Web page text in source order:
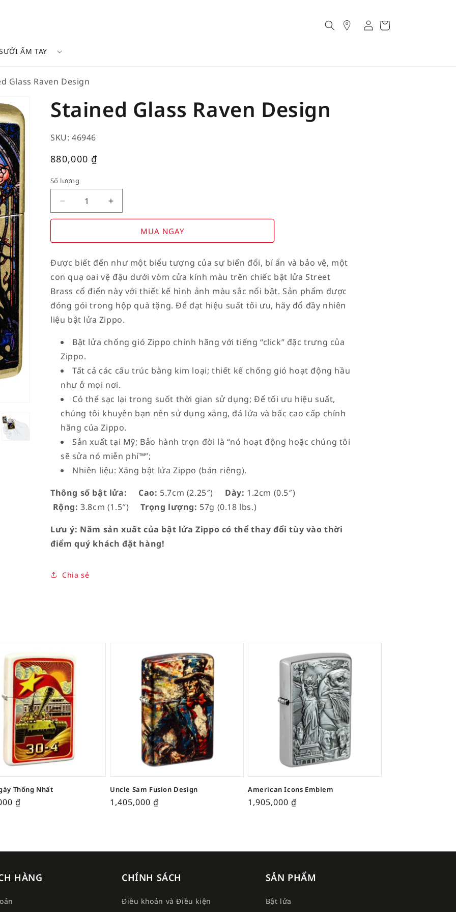
ẤM TAY
AccountCart
Glass Raven Design
Stained Glass Raven Design
SKU: 46946
Giá
880,000 ₫
Số lượng
Decrease
quantity
American
on
Flag
Increase
quantity
American
on
Flag
MUA NGAY
Được biết đến như một biểu tượng của sự biến đổi, bí ẩn và bảo vệ, một
con quạ oai vệ đậu dưới vòm cửa kính màu trên chiếc bật lửa Street
Brass cổ điển này với thiết kế hình ảnh màu sắc nổi bật. Sản phẩm được
đóng gói trong hộp quà tặng. Để đạt hiệu suất tối ưu, hãy đổ đầy nhiên
liệu bật lửa Zippo.
Bật lửa chống gió Zippo chính hãng với tiếng “click” đặc trưng của
Zippo.
Tất cả các cấu trúc bằng kim loại; thiết kế chống gió hoạt động hầu
như ở mọi nơi.
Có thể sạc lại trong suốt thời gian sử dụng; Để tối ưu hiệu suất,
chúng tôi khuyên bạn nên sử dụng xăng, đá lửa và bấc cao cấp chính
hãng của Zippo.
Sản xuất tại Mỹ; Bảo hành trọn đời là “nó hoạt động hoặc chúng tôi
sẽ sửa nó miễn phí™”;
Nhiên liệu: Xăng bật lửa Zippo (bán riêng).
Thông số bật lửa:
Cao: 5.7cm (2.25″) Dày: 1.2cm (0.5″)
Rộng: 3.8cm (1.5″) Trọng lượng: 57g (0.18 lbs.)
Lưu ý: Năm sản xuất của bật lửa Zippo có thể thay đổi tùy vào thời
điểm quý khách đặt hàng!
Chia sẻ
Thống Nhất
₫
Uncle Sam Fusion Design
1,405,000 ₫
American Icons Emblem
1,905,000 ₫
HÀNG CHÍNH SÁCH
Điều khoản và Điều kiện
SẢN PHẨM
Bật lửa